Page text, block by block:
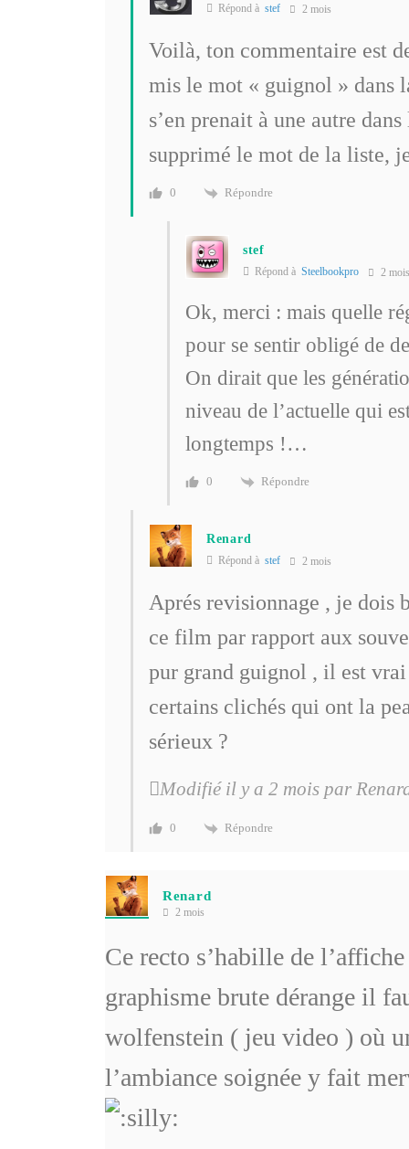
Répond à stef 2 mois
Voilà, ton commentaire est
mis le mot « guignol » dans
s’en prenait à une autre
supprimé le mot de la liste,
0 Répondre
stef
Répond à Steelbookpro 2 mois
Ok, merci : mais quelle
pour se sentir obligé de
On dirait que les
niveau de l’actuelle qui
longtemps !…
0 Répondre
Renard
Répond à stef 2 mois
Aprés revisionnage , je dois
ce film par rapport aux
pur grand guignol , il est
certains clichés qui ont la
sérieux ?
Modifié il y a 2 mois par
0 Répondre
Renard
2 mois
Ce recto s’habille de
graphisme brute dérange il
wolfenstein ( jeu video ) où
l’ambiance soignée y fait